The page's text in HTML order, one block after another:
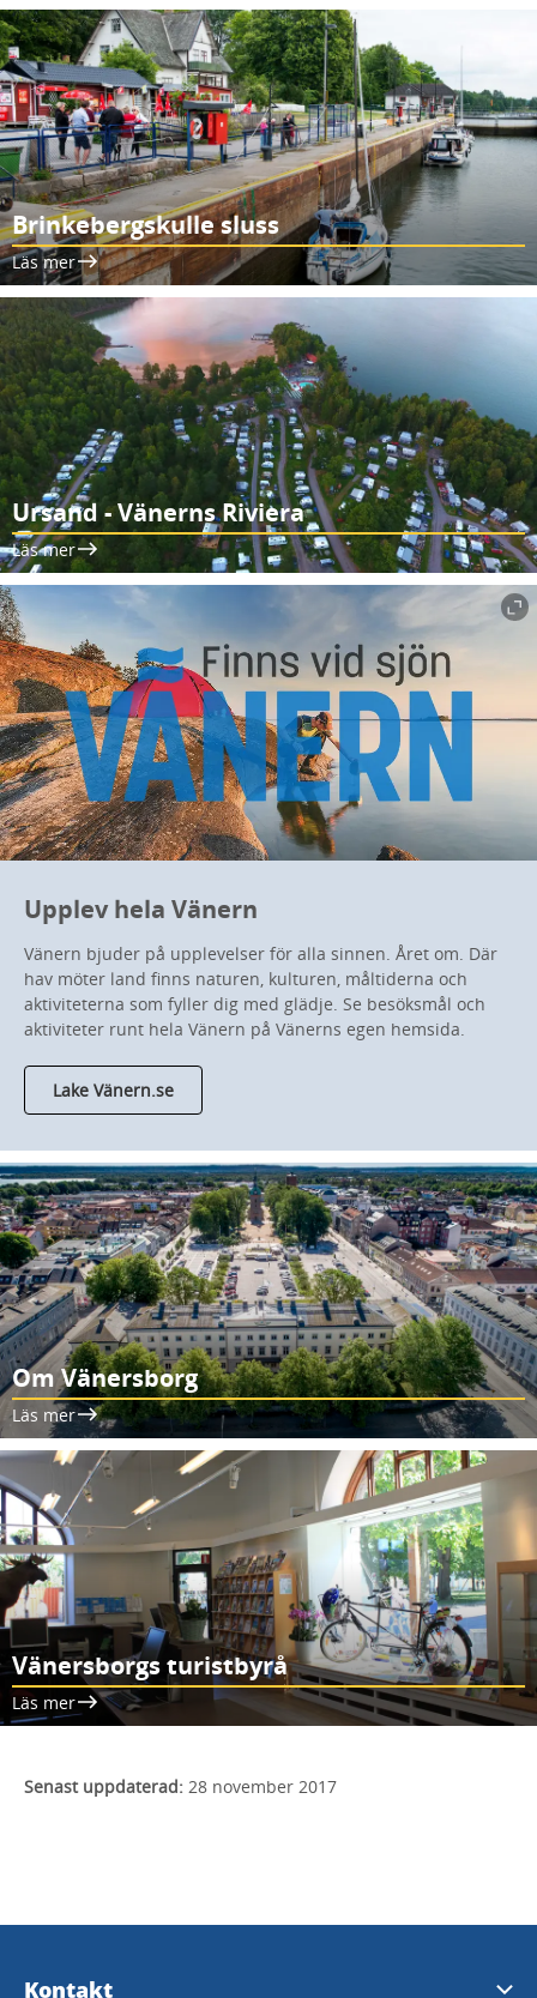
Brinkebergskulle sluss
Läs mer
Ursand - Vänerns Riviera
Läs mer
Upplev hela Vänern
Vänern bjuder på upplevelser för alla sinnen. Året om. Där
hav möter land finns naturen, kulturen, måltiderna och
aktiviteterna som fyller dig med glädje. Se besöksmål och
aktiviteter runt hela Vänern på Vänerns egen hemsida.
Lake Vänern.se
Om Vänersborg
Läs mer
Vänersborgs turistbyrå
Läs mer
Senast uppdaterad: 28 november 2017
Kontakt